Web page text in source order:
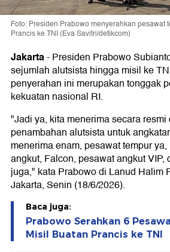
Foto: Presiden Prabowo menyerahkan pesawat
Prancis ke TNI (Eva Savitri/detikcom)
Jakarta-Presiden Prabowo
sejumlah alutsista hingga misil ke
penyerahan ini merupakan tonggak
kekuatan nasional RI.
"Jadi ya, kita menerima secara
penambahan alutsista untuk
menerima enam, pesawat tempur
angkut, Falcon, pesawat angkut VIP,
juga," kata Prabowo di Lanud Halim
Jakarta, Senin (18/6/2026).
Baca juga:
Prabowo Serahkan 6
Misil Buatan Prancis ke TNI